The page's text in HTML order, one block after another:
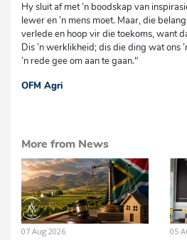
Hy sluit af met ’n boodskap van
lewer en ’n mens moet. Maar, die
verlede en hoop vir die toekoms, want
Dis ’n werklikheid; dis die ding wat ons
’n rede gee om aan te gaan."
OFM Agri
More from News
07 Aug 2026 05